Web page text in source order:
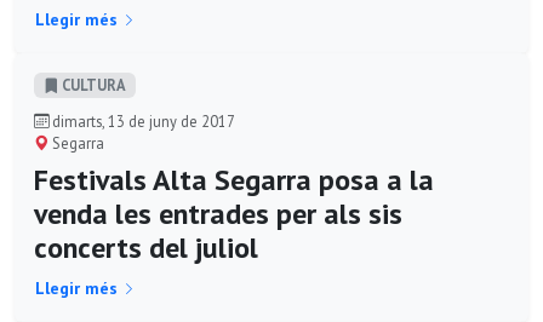
Llegir més
CULTURA
dimarts, 13 de juny de 2017
Segarra
Festivals Alta Segarra posa a la
venda les entrades per als sis
concerts del juliol
Llegir més